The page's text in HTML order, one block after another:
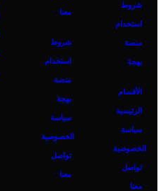
معنا
شروط
استخدام
منصة
بهجة
سياسة
الخصوصية
تواصل
معنا
شروط
استخدام
منصة
بهجة
الأقسام
الرئيسية
سياسة
الخصوصية
تواصل
معنا